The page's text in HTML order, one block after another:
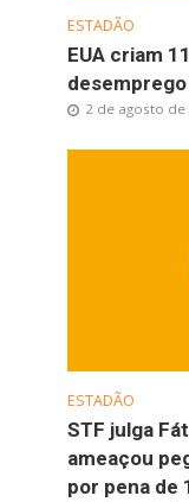
ESTADÃO
EUA criam
desemprego
2 de agosto de
ESTADÃO
STF julga
ameaçou
por pena de